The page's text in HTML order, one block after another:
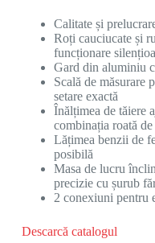
Calitate și
Roți cauciucate și
funcționare
Gard din aluminiu
Scală de măsurare
setare exactă
Înălțimea de tăiere
combinația roată
Lățimea benzii de
posibilă
Masa de lucru
precizie cu șurub
2 conexiuni pentru
Descarcă catalogul